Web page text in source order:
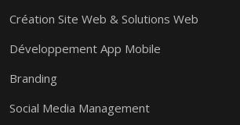
Création Site Web & Solutions Web
Développement App Mobile
Branding
Social Media Management